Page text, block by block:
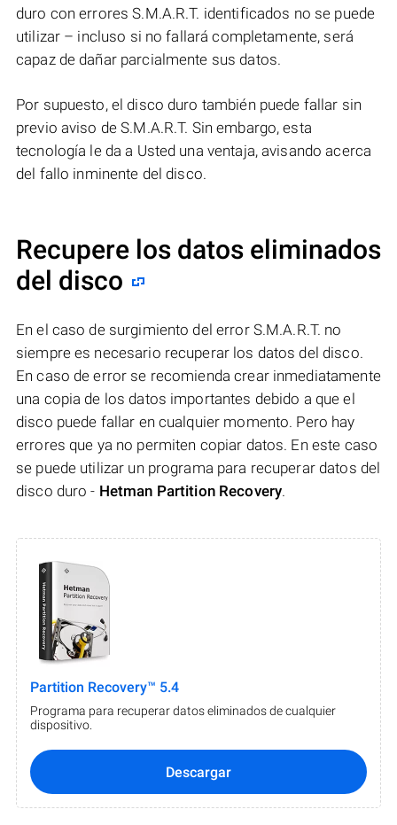
duro con errores S.M.A.R.T. identificados no se puede
utilizar – incluso si no fallará completamente, será
capaz de dañar parcialmente sus datos.
Por supuesto, el disco duro también puede fallar sin
previo aviso de S.M.A.R.T. Sin embargo, esta
tecnología le da a Usted una ventaja, avisando acerca
del fallo inminente del disco.
Recupere los datos eliminados
del disco
En el caso de surgimiento del error S.M.A.R.T. no
siempre es necesario recuperar los datos del disco.
En caso de error se recomienda crear inmediatamente
una copia de los datos importantes debido a que el
disco puede fallar en cualquier momento. Pero hay
errores que ya no permiten copiar datos. En este caso
se puede utilizar un programa para recuperar datos del
disco duro - Hetman Partition Recovery.
Partition Recovery™ 5.4
Programa para recuperar datos eliminados de cualquier
dispositivo.
Descargar